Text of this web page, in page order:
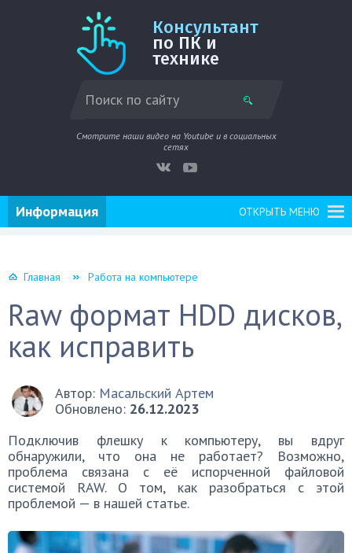
Консультант
по ПК и
технике
Смотрите наши видео на Youtube и в социальных
сетях
ОТКРЫТЬ МЕНЮ
Информация
Главная Работа на компьютере
Raw формат HDD дисков,
как исправить
Автор: Масальский Артем
Обновлено: 26.12.2023
Подключив флешку к компьютеру, вы вдруг
обнаружили, что она не работает? Возможно,
проблема связана с её испорченной файловой
системой RAW. О том, как разобраться с этой
проблемой — в нашей статье.